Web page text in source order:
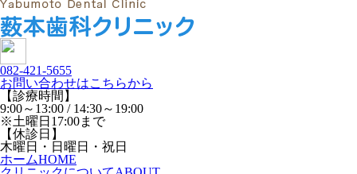
082-421-5655
お問い合わせはこちらから
【診療時間】
9:00～13:00 / 14:30～19:00
※土曜日17:00まで
【休診日】
木曜日・日曜日・祝日
ホームHOME